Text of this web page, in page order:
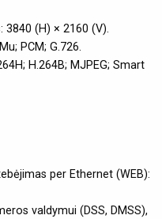
3840 (H) × 2160 (V).
PCM; G.726.
H.264B; MJPEG; Smart
per Ethernet (WEB):
valdymui (DSS, DMSS),